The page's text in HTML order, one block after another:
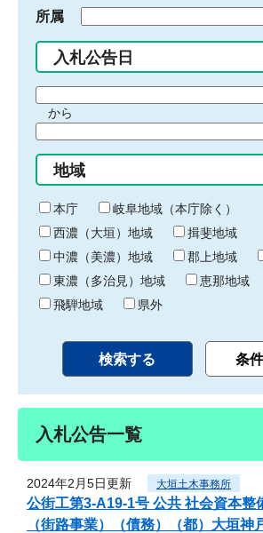
所属
入札公告日
間
始
り
から
間
終
わ
り
地域
本庁
岐阜地域（本庁除く）
西濃（大垣）地域
揖斐地域
中濃（美濃）地域
郡上地域
東濃（多治見）地域
恵那地域
飛騨地域
県外
入札公告一覧
2024年2月5日更新 大垣土木事務所
公街工第3-A19-1号 公共 社会資本整
（街路事業）（債務）（都）大垣